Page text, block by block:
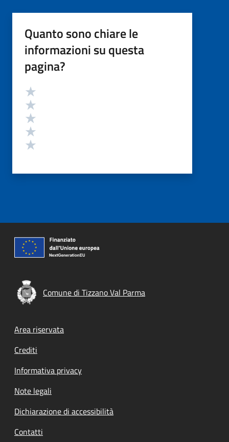
Quanto sono chiare le
informazioni su questa
pagina?
Valutazione
Comune di Tizzano Val Parma
Footer menu
Area riservata
Crediti
Informativa privacy
Note legali
Dichiarazione di accessibilità
Contatti